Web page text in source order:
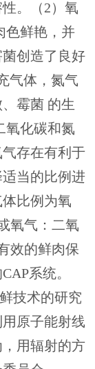
。（2）氧
色鲜艳，并
创造了良好
气体，氮气
霉菌 的生
氧化碳和氮
存在有利于
当的比例进
比例为氧
氧气：二氧
效的鲜肉保
系统。
技术的研究
原子能射线
用辐射的方